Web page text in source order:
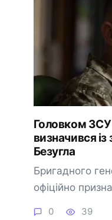
Головком
визначився
Безугла
Бригадного
офіційно
0 39